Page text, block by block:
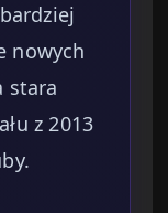
nowych
stara
z 2013